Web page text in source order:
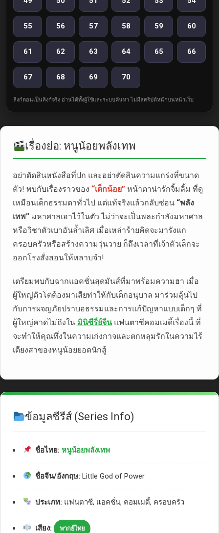
55 56 57 58 59 60
61 62 63 64 65 66
67 68 69 70
ลิงก์ตอนเป็นลิงก์จริง อ่านได้ทั้งผู้ใช้และระบบค้นหา ไม่มีสคริปต์หนักบนหน้าเว็บ
เรื่องย่อ: หนูน้อยพลังเทพ
อย่าตัดสินหนังสือที่ปก และอย่าตัดสินความแกร่งที่ขนาด
ตัว! พบกับเรื่องราวของ “เด็กน้อย” หน้าตาน่ารักจิ้มลิ้ม ที่ดู
เหมือนเด็กธรรมดาทั่วไป แต่แท้จริงแล้วกลับซ่อน “พลัง
เทพ” มหาศาลเอาไว้ในตัว ไม่ว่าจะเป็นพละกำลังมหาศาล
หรือวิชาตัวเบาอันล้ำเลิศ เมื่อเหล่าร้ายคิดจะมารังแก
ครอบครัวหรือสร้างความวุ่นวาย ก็ถึงเวลาที่เจ้าตัวเล็กจะ
ออกโรงสั่งสอนให้หลาบจำ!
เตรียมพบกับฉากแอคชั่นสุดมันส์ที่มาพร้อมความฮา เมื่อ
ผู้ใหญ่ตัวโตต้องมาเสียท่าให้กับเด็กอนุบาล มาร่วมลุ้นไป
กับการผจญภัยปราบอธรรมและการแก้ปัญหาแบบเด็กๆ ที่
ผู้ใหญ่คาดไม่ถึงใน มินิซีรี่ย์จีนแฟนตาซีคอมเมดี้เรื่องนี้ ที่
จะทำให้คุณทึ่งในความเก่งกาจและตกหลุมรักในความไร้
เดียงสาของหนูน้อยยอดนักสู้
ข้อมูลซีรีส์ (Series Info)
ชื่อไทย: หนูน้อยพลังเทพ
ชื่อจีน/อังกฤษ: Little God of Power
ประเภท: แฟนตาซี, แอคชั่น, คอมเมดี้, ครอบครัว
เสียง: พากย์ไทย